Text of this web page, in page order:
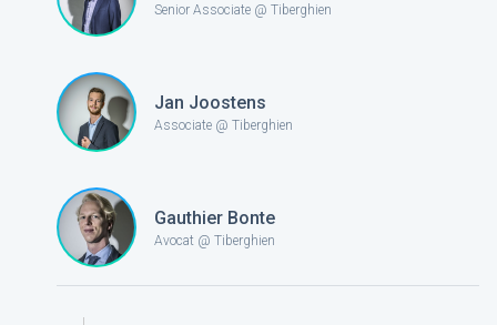
Senior Associate @ Tiberghien
Jan Joostens
Associate @ Tiberghien
Gauthier Bonte
Avocat @ Tiberghien